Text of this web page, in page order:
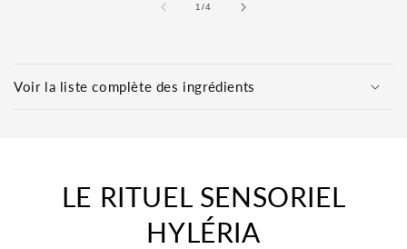
1/de
4
n
Voir la liste complète des ingrédients
LE RITUEL SENSORIEL
HYLÉRIA